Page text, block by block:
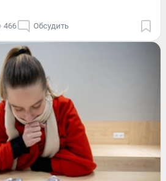
466 Обсудить